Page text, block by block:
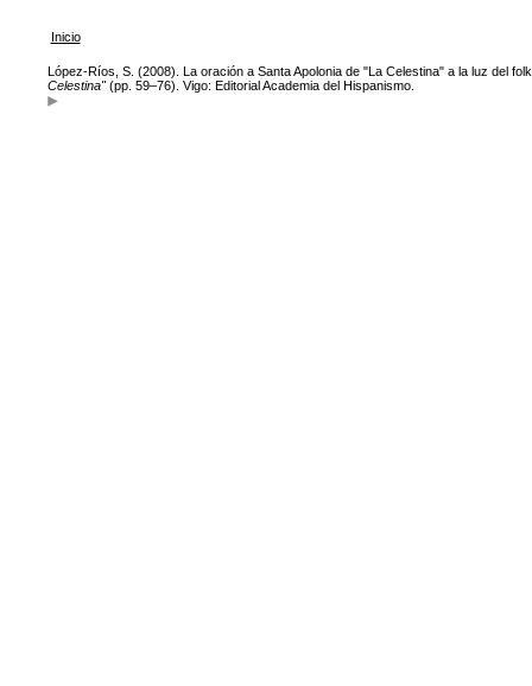
Inicio
López-Ríos, S. (2008). La oración a Santa Apolonia de "La Celestina" a la luz del
Celestina"(pp. 59–76). Vigo: Editorial Academia del Hispanismo.